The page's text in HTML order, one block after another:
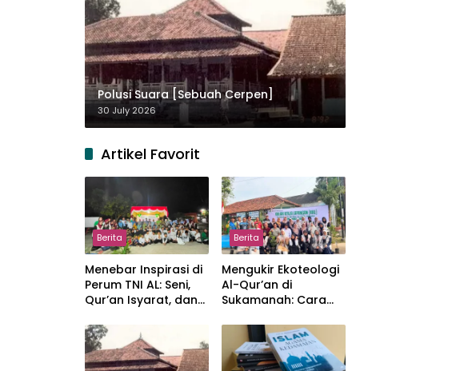
Polusi Suara [Sebuah Cerpen]
30 July 2026
Artikel Favorit
Berita
Menebar Inspirasi di
Perum TNI AL: Seni,
Qur’an Isyarat, dan
Hangat
Berita
Mengukir Ekoteologi
Al-Qur’an di
Sukamanah: Cara
Jakarta Menjaga
Bumi Jonggol